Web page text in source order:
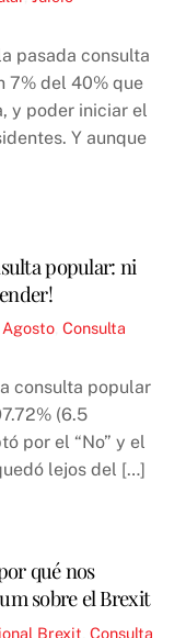
pasada consulta
7% del 40% que
y poder iniciar el
Y aunque
popular: ni
Agosto ,Consulta
consulta popular
(6.5
por el “No” y el
lejos del […]
qué nos
sobre el Brexit
Brexit ,Consulta